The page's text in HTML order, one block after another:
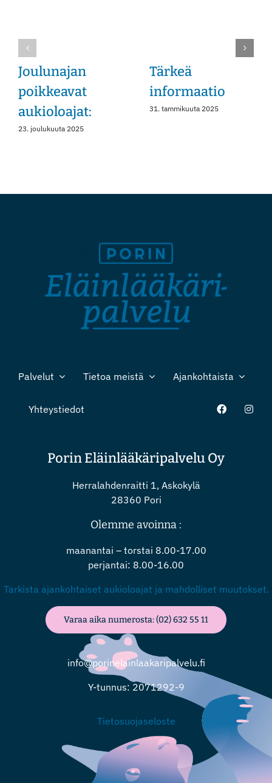
Joulunajan
poikkeavat
aukioloajat:
23. joulukuuta 2025
Tärkeä
informaatio
31. tammikuuta 2025
Palvelut Tietoa meistä Ajankohtaista
Yhteystiedot
Porin Eläinlääkäripalvelu Oy
Herralahdenraitti 1, Askokylä
28360 Pori
Olemme avoinna :
maanantai – torstai 8.00-17.00
perjantai: 8.00-16.00
Tarkista ajankohtaiset aukioloajat ja mahdolliset muutokset.
Varaa aika numerosta: (02) 632 55 11
info@porinelainlaakaripalvelu.fi
Y-tunnus: 2071292-9
Tietosuojaseloste